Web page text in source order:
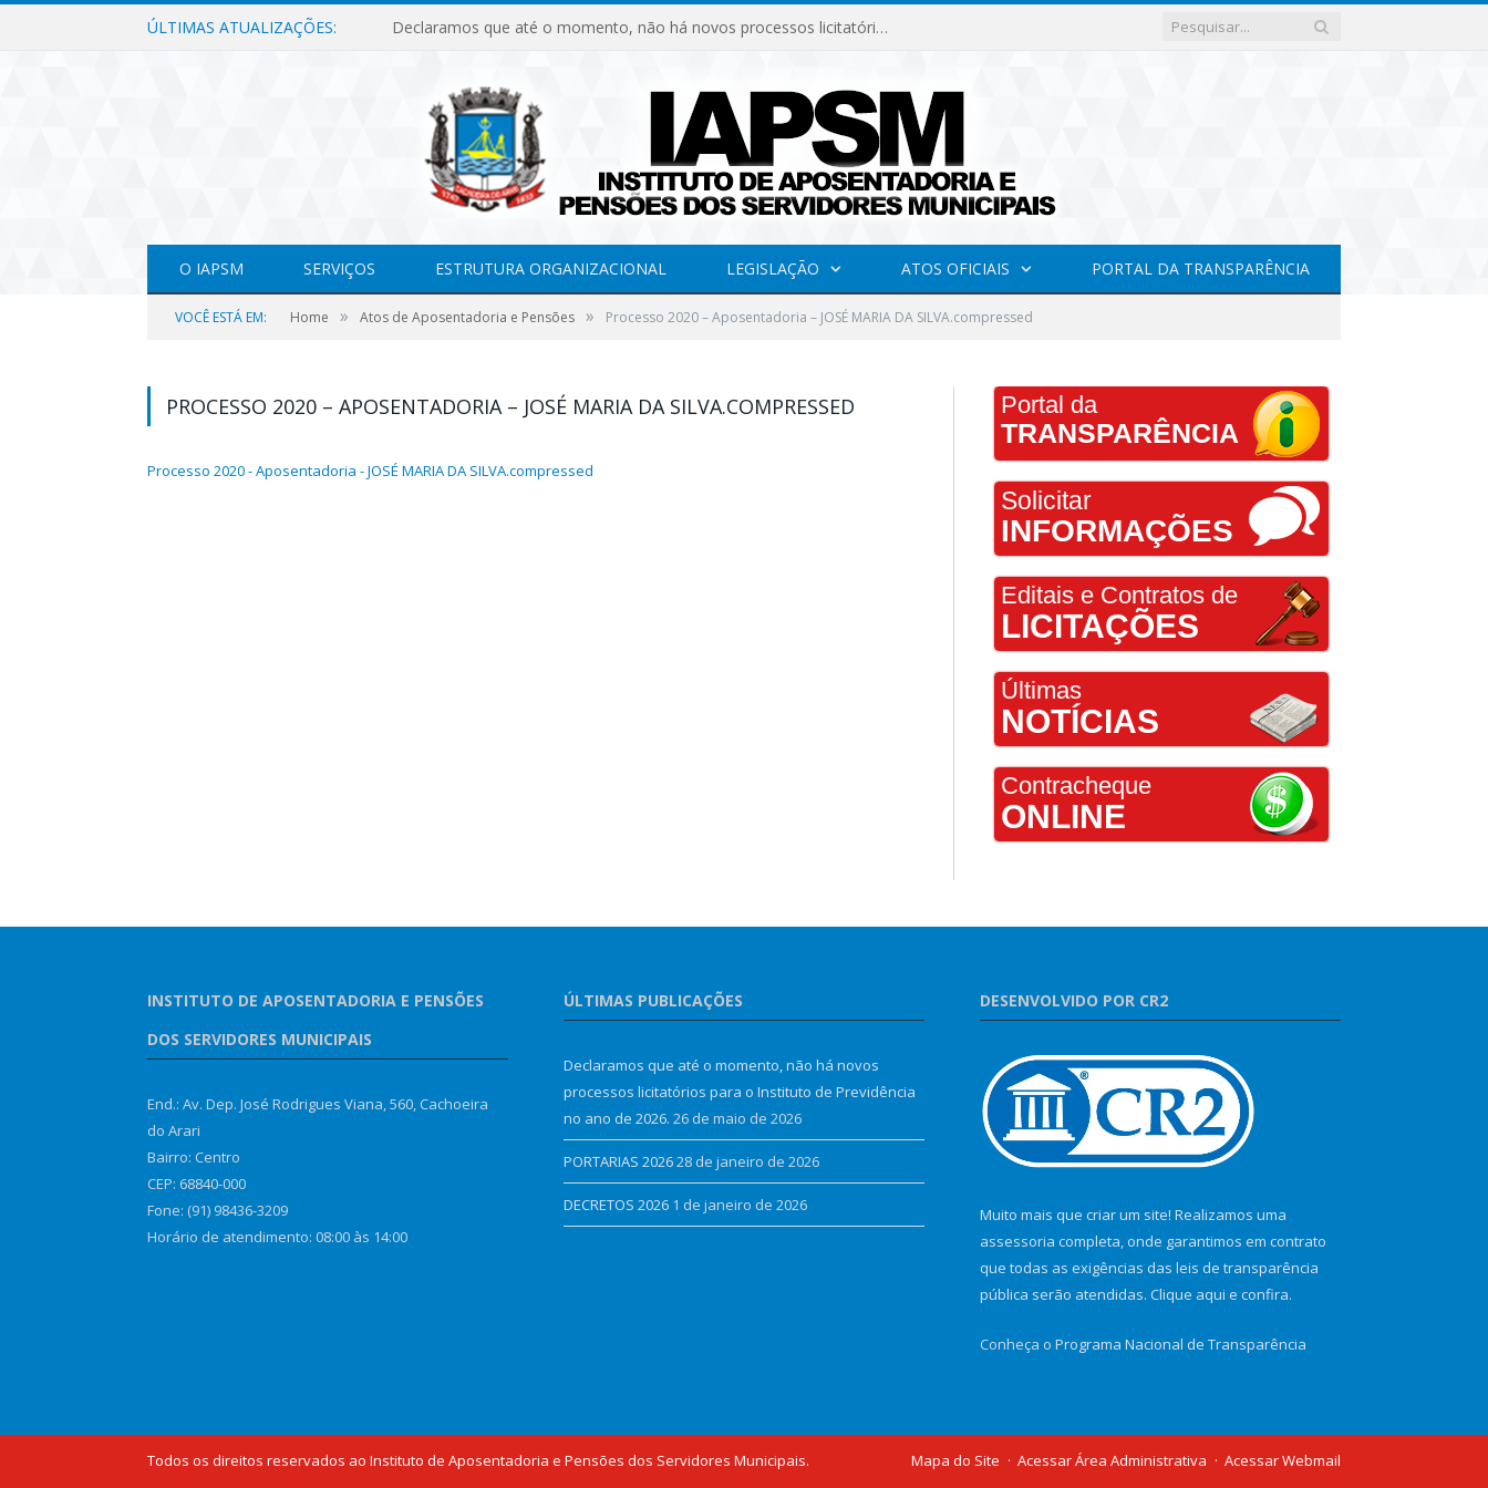
ÚLTIMAS ATUALIZAÇÕES: Declaramos que até o momento, não há novos processos licitatórios para o Instituto de Previdência no ano de 2026.
O IAPSM SERVIÇOS ESTRUTURA ORGANIZACIONAL LEGISLAÇÃO ATOS OFICIAIS PORTAL DA TRANSPARÊNCIA
VOCÊ ESTÁ EM: Home » Atos de Aposentadoria e Pensões » Processo 2020 – Aposentadoria – JOSÉ MARIA DA SILVA.compressed
PROCESSO 2020 – APOSENTADORIA – JOSÉ MARIA DA SILVA.COMPRESSED
Processo 2020 - Aposentadoria - JOSÉ MARIA DA SILVA.compressed
Portal da
TRANSPARÊNCIA
Solicitar
INFORMAÇÕES
Editais e Contratos de
LICITAÇÕES
Últimas
NOTÍCIAS
Contracheque
ONLINE
INSTITUTO DE APOSENTADORIA E PENSÕES
DOS SERVIDORES MUNICIPAIS
End.: Av. Dep. José Rodrigues Viana, 560, Cachoeira
do Arari
Bairro: Centro
CEP: 68840-000
Fone: (91) 98436-3209
Horário de atendimento: 08:00 às 14:00
ÚLTIMAS PUBLICAÇÕES
Declaramos que até o momento, não há novos
processos licitatórios para o Instituto de Previdência
no ano de 2026. 26 de maio de 2026
PORTARIAS 202628 de janeiro de 2026
DECRETOS 2026 1 de janeiro de 2026
DESENVOLVIDO POR CR2
Muito mais que criar um site! Realizamos uma
assessoria completa, onde garantimos em contrato
que todas as exigências das leis de transparência
pública serão atendidas. Clique aqui e confira.
Conheça o Programa Nacional de Transparência
Todos os direitos reservados ao Instituto de Aposentadoria e Pensões dos Servidores Municipais. Mapa do Site Acessar Área Administrativa Acessar Webmail